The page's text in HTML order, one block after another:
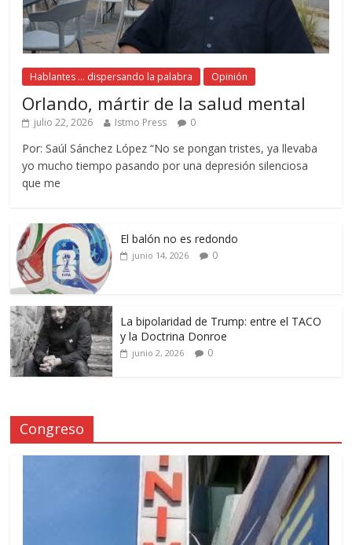
Hablantes ... dispersando la palabra Opinión
Orlando, mártir de la salud mental
julio 22, 2026 Istmo Press 0
Por: Saúl Sánchez López “No se pongan tristes, ya llevaba
yo mucho tiempo pasando por una depresión silenciosa
que me
El balón no es redondo
junio 14, 2026 0
La bipolaridad de Trump: entre el TACO
y la Doctrina Donroe
junio 2, 2026 0
Congreso